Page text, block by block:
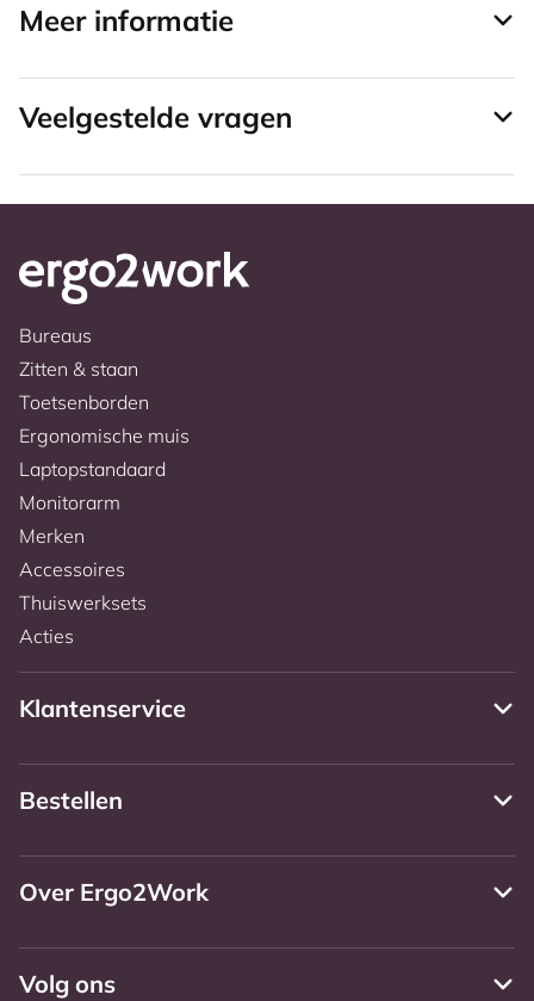
Meer informatie
Veelgestelde vragen
Bureaus
Zitten & staan
Toetsenborden
Ergonomische muis
Laptopstandaard
Monitorarm
Merken
Accessoires
Thuiswerksets
Acties
Klantenservice
Bestellen
Over Ergo2Work
Volg ons